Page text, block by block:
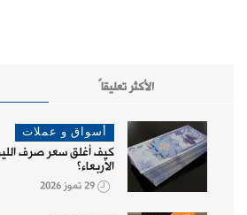
الأكثر تعليقاً
أسواق و عملات
كيف أغلق سعر صرف
الأربعاء؟
29 تموز 2026